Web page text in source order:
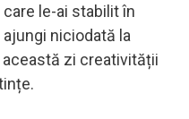
le-ai stabilit în
niciodată la
această zi creativității